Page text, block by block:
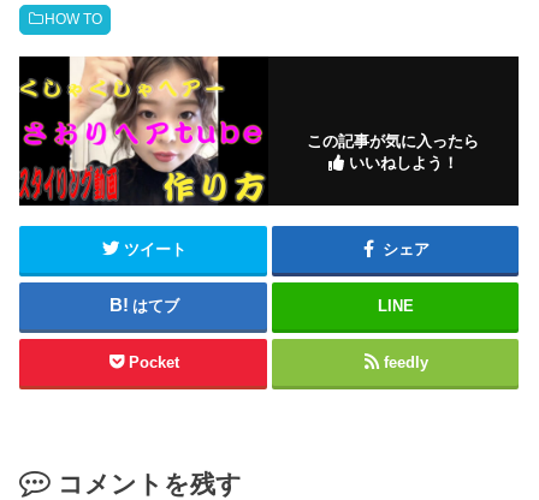
HOW TO
この記事が気に入ったら
いいねしよう！
ツイート シェア
はてブ LINE
Pocket feedly
コメントを残す